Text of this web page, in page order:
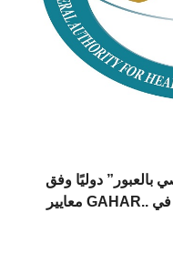
دوليًا وفق
معايير GAHAR.. خطوة استراتيجية ترسخ ريادة الجامعة في